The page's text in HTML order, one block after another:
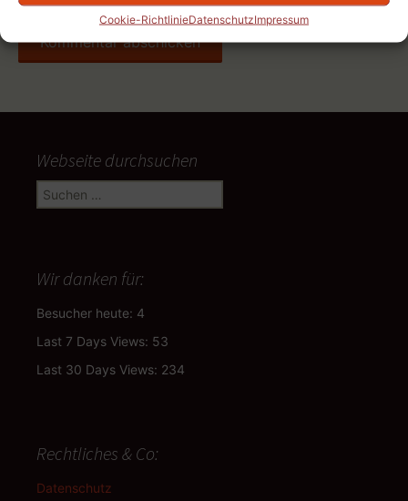
Cookie-RichtlinieDatenschutzImpressum
Webseite durchsuchen
Suchen
nach:
Wir danken für:
Besucher heute: 4
Last 7 Days Views: 53
Last 30 Days Views: 234
Rechtliches & Co:
Datenschutz